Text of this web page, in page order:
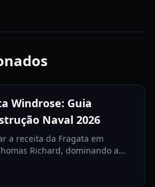
Windrose: Guia
Naval 2026
a receita da Fragata em
Richard, dominando a